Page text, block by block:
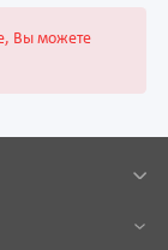
Вы можете